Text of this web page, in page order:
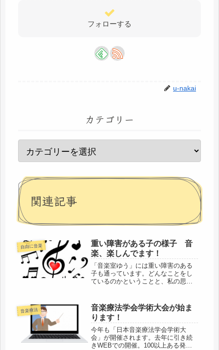
フォローする
u-nakai
カテゴリー
関連記事
自由に音楽
重い障害がある子の様子 音
楽、楽しんでます！
「音楽室ゆう」には重い障害のある
子も通っています。どんなことをし
ているのかということと、私の思い
音楽療法
音楽療法学会学術大会が始ま
ります！
今年も「日本音楽療法学会学術大
会」が開催されます。去年に引き続
きWEBでの開催。100以上ある発表